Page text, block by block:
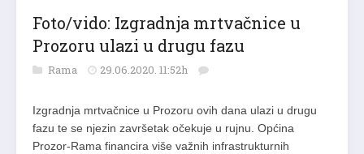
Foto/vido: Izgradnja mrtvačnice u
Prozoru ulazi u drugu fazu
Rama 29.06.2020. 11:52h
Izgradnja mrtvačnice u Prozoru ovih dana ulazi u drugu
fazu te se njezin završetak očekuje u rujnu. Općina
Prozor-Rama financira više važnih infrastrukturnih